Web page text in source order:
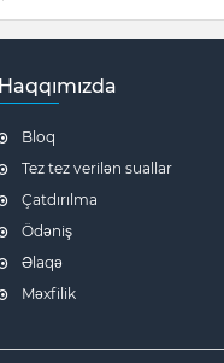
Haqqımızda
Bloq
Tez tez verilən suallar
Çatdırılma
Ödəniş
Əlaqə
Məxfilik